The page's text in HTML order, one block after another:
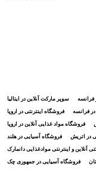
سوپر مارکت آنلاین در ایتالیا فرانسه
فروشگاه اینترنتی در اروپا فرانسه
فروشگاه مواد غذایی آنلاین در اروپا
فروشگاه آسیایی در هلند در اتریش
آنلاین و اینترنتی موادغذایی دانمارک
فروشگاه آسیایی در جمهوری چک